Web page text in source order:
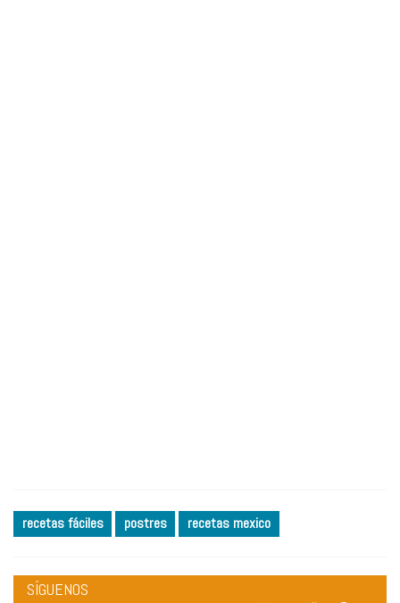
recetas fáciles postres recetas mexico
SÍGUENOS